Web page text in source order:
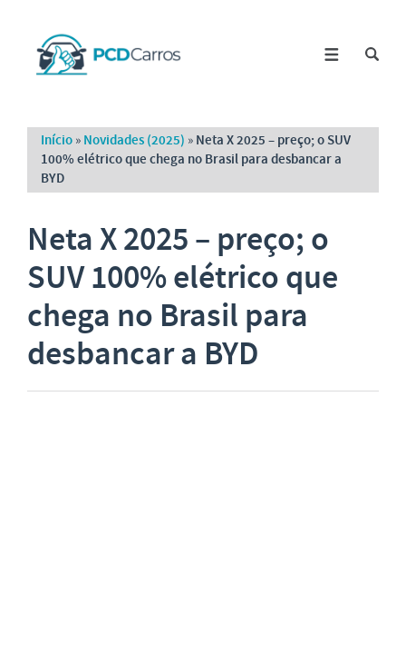
Início » Novidades (2025) » Neta X 2025 – preço; o SUV
100% elétrico que chega no Brasil para desbancar a
BYD
Neta X 2025 – preço; o
SUV 100% elétrico que
chega no Brasil para
desbancar a BYD